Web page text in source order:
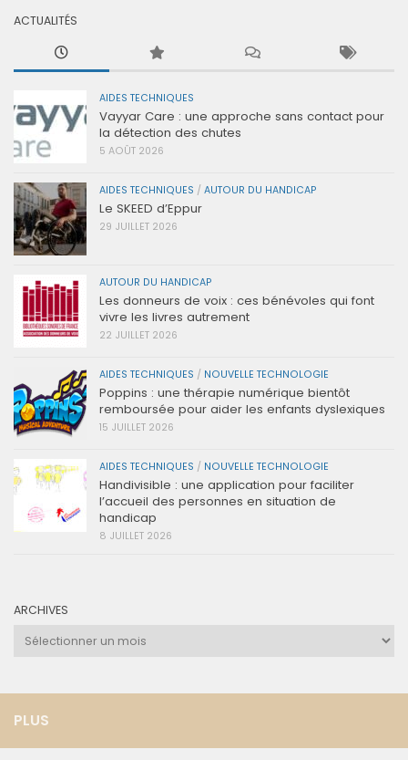
ACTUALITÉS
AIDES TECHNIQUES
Vayyar Care : une approche sans contact pour
la détection des chutes
5 AOÛT 2026
AIDES TECHNIQUES / AUTOUR DU HANDICAP
Le SKEED d’Eppur
29 JUILLET 2026
AUTOUR DU HANDICAP
Les donneurs de voix : ces bénévoles qui font
vivre les livres autrement
22 JUILLET 2026
AIDES TECHNIQUES / NOUVELLE TECHNOLOGIE
Poppins : une thérapie numérique bientôt
remboursée pour aider les enfants dyslexiques
15 JUILLET 2026
AIDES TECHNIQUES / NOUVELLE TECHNOLOGIE
Handivisible : une application pour faciliter
l’accueil des personnes en situation de
handicap
8 JUILLET 2026
ARCHIVES
Archives
PLUS